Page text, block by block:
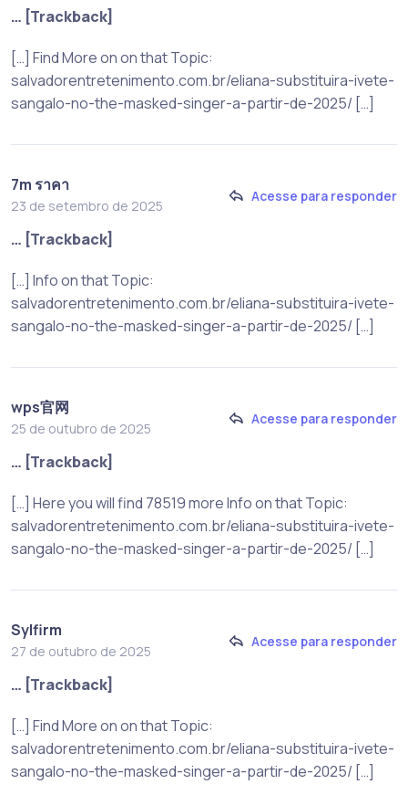
… [Trackback]
[…] Find More on on that Topic:
salvadorentretenimento.com.br/eliana-substituira-ivete-
sangalo-no-the-masked-singer-a-partir-de-2025/ […]
7m ราคา
23 de setembro de 2025
Acesse para responder
… [Trackback]
[…] Info on that Topic:
salvadorentretenimento.com.br/eliana-substituira-ivete-
sangalo-no-the-masked-singer-a-partir-de-2025/ […]
wps官网
25 de outubro de 2025
Acesse para responder
… [Trackback]
[…] Here you will find 78519 more Info on that Topic:
salvadorentretenimento.com.br/eliana-substituira-ivete-
sangalo-no-the-masked-singer-a-partir-de-2025/ […]
Sylfirm
27 de outubro de 2025
Acesse para responder
… [Trackback]
[…] Find More on on that Topic:
salvadorentretenimento.com.br/eliana-substituira-ivete-
sangalo-no-the-masked-singer-a-partir-de-2025/ […]